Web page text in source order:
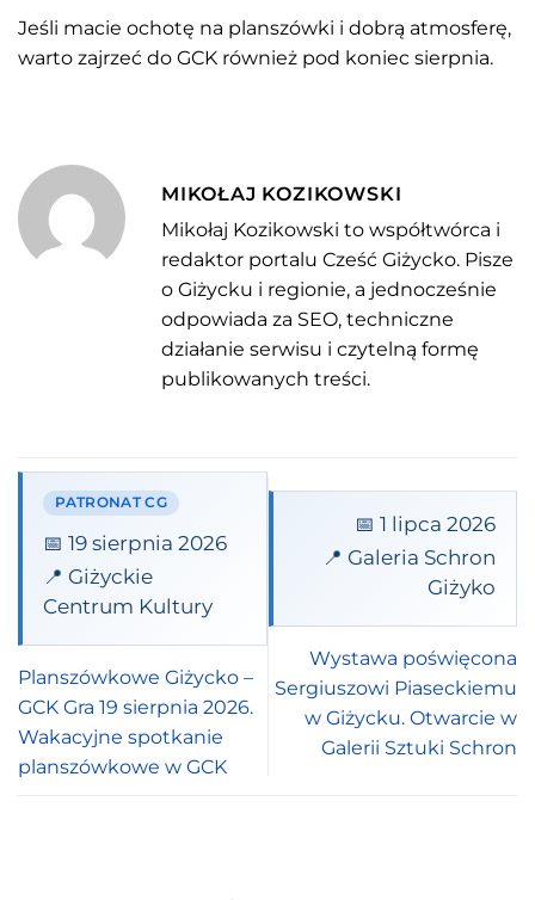
Jeśli macie ochotę na planszówki i dobrą atmosferę,
warto zajrzeć do GCK również pod koniec sierpnia.
MIKOŁAJ KOZIKOWSKI
Mikołaj Kozikowski to współtwórca i
redaktor portalu Cześć Giżycko. Pisze
o Giżycku i regionie, a jednocześnie
odpowiada za SEO, techniczne
działanie serwisu i czytelną formę
publikowanych treści.
PATRONAT CG
📅 19 sierpnia 2026
📍 Giżyckie
Centrum Kultury
Planszówkowe Giżycko –
GCK Gra 19 sierpnia 2026.
Wakacyjne spotkanie
planszówkowe w GCK
📅 1 lipca 2026
📍 Galeria Schron
Giżyko
Wystawa poświęcona
Sergiuszowi Piaseckiemu
w Giżycku. Otwarcie w
Galerii Sztuki Schron